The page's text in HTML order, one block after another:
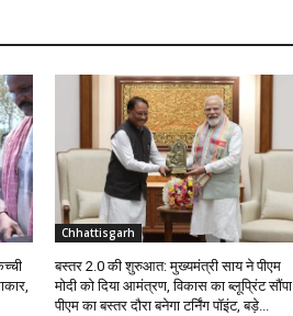
Chhattisgarh
बस्तर 2.0 की शुरुआत: मुख्यमंत्री साय ने पीएम
मोदी को दिया आमंत्रण, विकास का ब्लूप्रिंट सौंपा
पीएम का बस्तर दौरा बनेगा टर्निंग पॉइंट, बड़े...